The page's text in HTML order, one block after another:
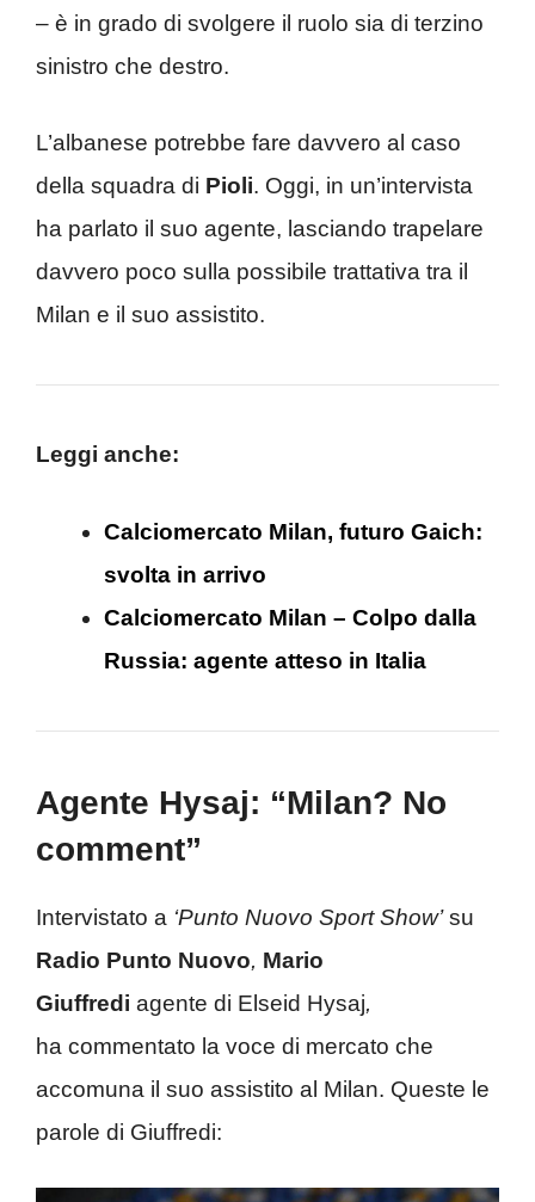
– è in grado di svolgere il ruolo sia di terzino
sinistro che destro.
L’albanese potrebbe fare davvero al caso
della squadra di Pioli. Oggi, in un’intervista
ha parlato il suo agente, lasciando trapelare
davvero poco sulla possibile trattativa tra il
Milan e il suo assistito.
Leggi anche:
Calciomercato Milan, futuro Gaich:
svolta in arrivo
Calciomercato Milan – Colpo dalla
Russia: agente atteso in Italia
Agente Hysaj: “Milan? No
comment”
Intervistato a ‘Punto Nuovo Sport Show’su
Radio Punto Nuovo, Mario
Giuffredi agente di Elseid Hysaj,
ha commentato la voce di mercato che
accomuna il suo assistito al Milan. Queste le
parole di Giuffredi: